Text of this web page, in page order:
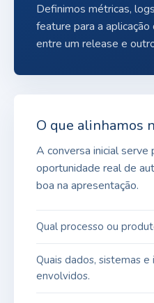
Definimos métricas,
feature para a
entre um release e
O que alinhamos
A conversa inicial serve
oportunidade real de
boa na apresentação.
Qual processo ou
Quais dados, sistemas
envolvidos.